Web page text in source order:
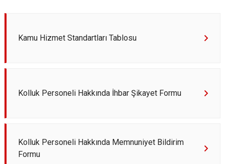
Kamu Hizmet Standartları Tablosu
Kolluk Personeli Hakkında İhbar Şikayet Formu
Kolluk Personeli Hakkında Memnuniyet Bildirim
Formu